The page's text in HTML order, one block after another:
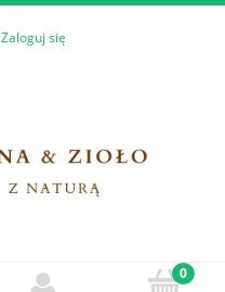
Zaloguj się